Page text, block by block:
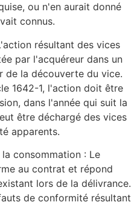
ou n'en aurait donné
connus.
résultant des vices
par l'acquéreur dans un
de la découverte du vice.
1642-1, l'action doit être
dans l'année qui suit la
être déchargé des vices
apparents.
consommation : Le
au contrat et répond
lors de la délivrance.
de conformité résultant